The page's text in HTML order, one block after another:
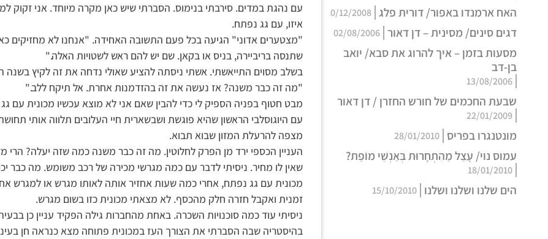
האח ארמנדו באפור/ דורית פלג 10/12/2008
דגים סינים/ מסינית – דן דאור 02/08/2006
מסעות בזמן – איך להרוג את סבא/ יואב
בן-דב
13/08/2006
שבעת החכמים של חורש החזרן / דן דאור
22/01/2009
מונטנגרו בפריס 28/01/2010
עמוס נוי/ עָצֵל מֵהִתְחָרוּת בְּאַנְשֵׁי מוֹפֵת?
18/01/2010
הים שלנו ושלנו ושלנו 15/10/2010
עם נהגת במדים. סירבתי בנימוס. הסברתי שיש כאן מקרה מיוחד. אני זקוק
איזו, עם גג נפתח.
"מצטערים אדוני" הגיעה בכל פעם התשובה האחידה. "אנחנו לא מחזיקים
שתנסה בריביירה, בניס או בקאן. שם יש להם ראש לשטויות האלה."
בשלב מסוים התייאשתי. אשתי ניסתה להציע שאולי נדחה את זה לקיץ בשנה
"מה זה כבר משנה? אז נעשה את זה בהזדמנות אחרת. אל תיקח ללב."
מבט חטוף בפניה הספיק לי כדי להבין שאם אני לא מוצא עכשיו מכונית עם
עם היוגוסלבי הראשון שהיא פוגשת ושבשארית חיי העלובים תלווה אותי
מצפה להרעלת המזון שבוא תבוא.
העניין הכספי ירד מן הפרק לחלוטין. מה זה כבר משנה כמה שזה יעלה? הרי
שאין לו מחיר. ניסיתי לדבר עם כמה מגרשי מכירה של רכב משומש. מה כבר
מכונית עם גג נפתח, אחרי כמה שעות אחזיר אותה לאותו מגרש או למגרש
זמנית ואקבל חזרה חלק מהכסף. לא מצאתי מכונית כזו בשום מגרש.
ניסיתי עוד כמה סוכנויות השכרה. באחת מהחברות גילה הפקיד עניין כן
בהיסטריה שבה הסברתי את הצורך העז במכונית פתוחה מצא כנראה חן